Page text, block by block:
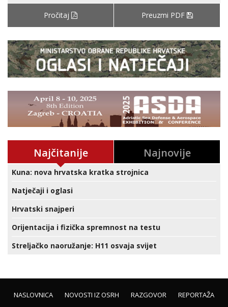
Pročitaj Preuzmi PDF
Najčitanije Najnovije
Kuna: nova hrvatska kratka strojnica
Natječaji i oglasi
Hrvatski snajperi
Orijentacija i fizička spremnost na testu
Streljačko naoružanje: H11 osvaja svijet
NASLOVNICA NOVOSTI IZ OSRH RAZGOVOR
REPORTAŽA